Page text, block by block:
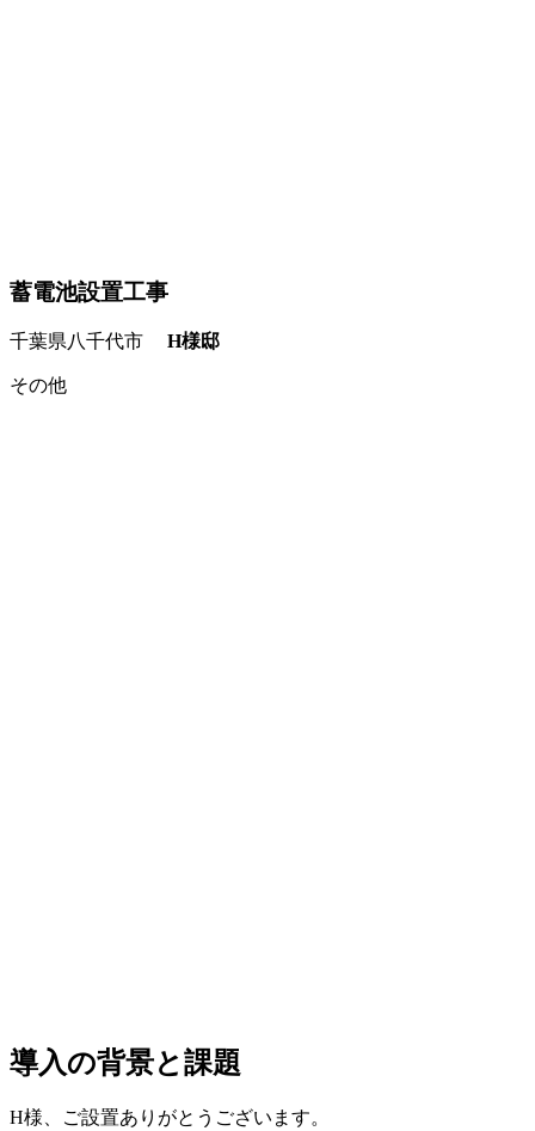
蓄電池設置工事
千葉県八千代市 H様邸
その他
導入の背景と課題
H様、ご設置ありがとうございます。